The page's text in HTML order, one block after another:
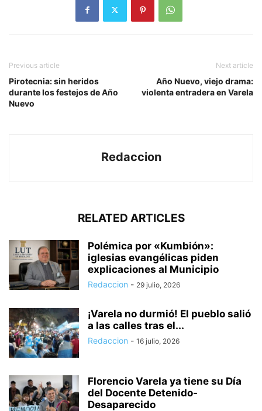
Previous article
Pirotecnia: sin heridos
durante los festejos de Año
Nuevo
Next article
Año Nuevo, viejo drama:
violenta entradera en Varela
Redaccion
RELATED ARTICLES
Polémica por «Kumbión»:
iglesias evangélicas piden
explicaciones al Municipio
Redaccion - 29 julio, 2026
¡Varela no durmió! El pueblo salió
a las calles tras el...
Redaccion - 16 julio, 2026
Florencio Varela ya tiene su Día
del Docente Detenido-
Desaparecido